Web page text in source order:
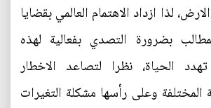
لذا ازداد الاهتمام العالمي بقضايا
بضرورة التصدي بفعالية لهذه
الحياة، نظرا لتصاعد الاخطار
المختلفة وعلى رأسها مشكلة التغيرات